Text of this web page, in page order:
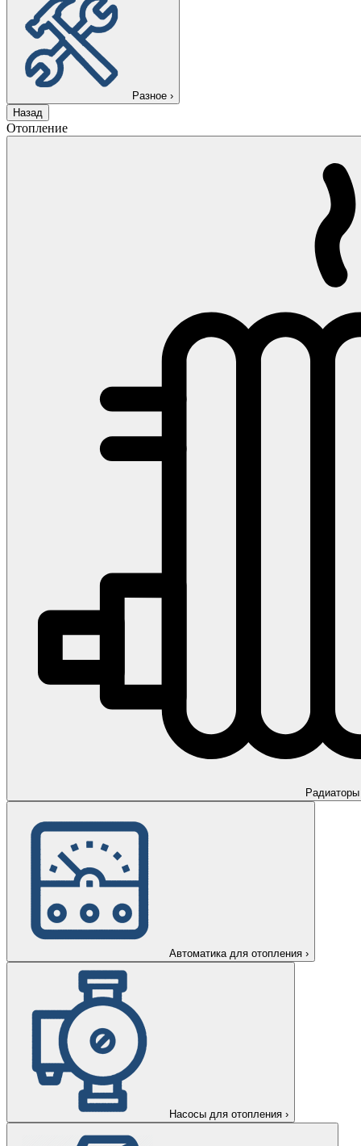
Разное ›
Назад
Отопление
Радиаторы
Автоматика для отопления ›
Насосы для отопления ›